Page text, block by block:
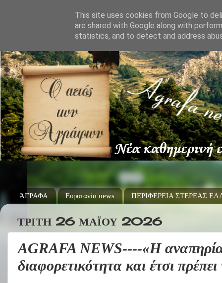
ΆΓΡΑΦΑ Ευρυτανία news ΠΕΡΙΦΕΡΕΙΑ ΣΤΕΡΕΑΣ
ΤΡΊΤΗ 26 ΜΑΪ́ΟΥ 2026
AGRAFA NEWS----«Η αναπηρία
διαφορετικότητα και έτσι
This site uses cookies from Google to
are shared with Google along with
statistics, and to detect and address